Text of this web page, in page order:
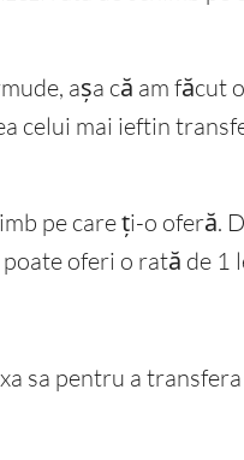
așa că am făcut o
celui mai ieftin
pe care ți-o oferă.
oferi o rată de 1
sa pentru a transfera